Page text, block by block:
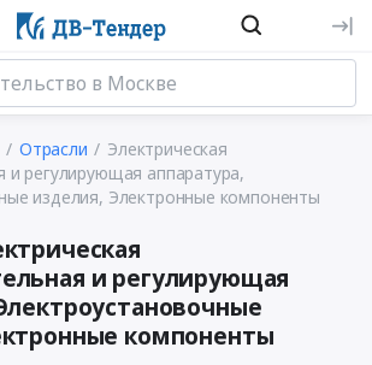
Отрасли
Электрическая
и регулирующая аппаратура,
изделия, Электронные компоненты
и регулирующая
компоненты